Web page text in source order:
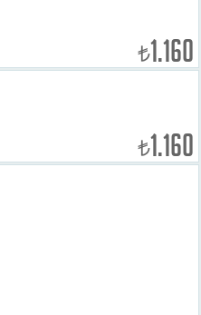
₺1.160
₺1.160